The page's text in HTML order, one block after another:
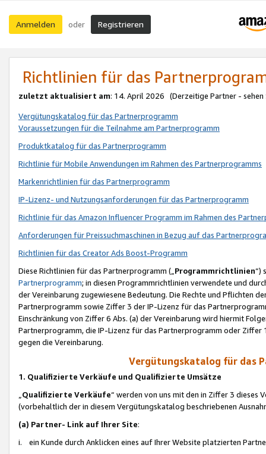
Anmelden oder Registrieren
Richtlinien für das
zuletzt aktualisiert am: 14. April 2026 (Derzeitige Partner - sehen
Vergütungskatalog für das Partnerprogramm
Voraussetzungen für die Teilnahme am Partnerprogramm
Produktkatalog für das Partnerprogramm
Richtlinie für Mobile Anwendungen im Rahmen des Partnerprogramms
Markenrichtlinien für das Partnerprogramm
IP-Lizenz- und Nutzungsanforderungen für das Partnerprogramm
Richtlinie für das Amazon Influencer Programm im Rahmen des
Anforderungen für Preissuchmaschinen in Bezug auf das
Richtlinien für das Creator Ads Boost-Programm
Diese Richtlinien für das Partnerprogramm („Programmrichtlinien“)
Partnerprogramm; in diesen Programmrichtlinien verwendete und
der Vereinbarung zugewiesene Bedeutung. Die Rechte und Pflichten
Partnerprogramm sowie Ziffer 3 der IP-Lizenz für das
Einschränkung von Ziffer 6 Abs. (a) der Vereinbarung wird hiermit
Partnerprogramm, die IP-Lizenz für das Partnerprogramm oder
gegen die Vereinbarung.
Vergütungskatalog für das
1. Qualifizierte Verkäufe und Qualifizierte Umsätze
Qualifizierte Verkäufe“ werden von uns mit den in Ziffer 3
(vorbehaltlich der in diesem Vergütungskatalog beschriebenen
(a) Partner- Link auf Ihrer Site:
i. ein Kunde durch Anklicken eines auf Ihrer Website platzierten